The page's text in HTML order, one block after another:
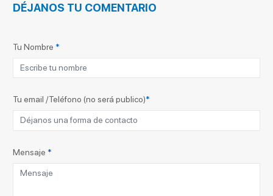
DÉJANOS TU COMENTARIO
Tu Nombre *
Tu email /Teléfono (no será publico)*
Mensaje *